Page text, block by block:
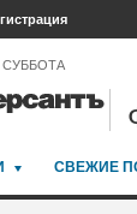
СУББОТА
СВЕЖИЕ